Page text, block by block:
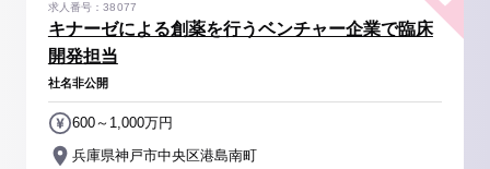
キナーゼによる創薬を行うベンチャー企業で臨床
開発担当
求人番号：38077
社名非公開
兵庫県神戸市中央区港島南町
600～1,000万円